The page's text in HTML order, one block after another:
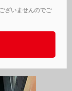
ざいませんのでご